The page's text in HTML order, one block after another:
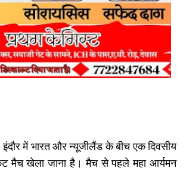
में भारत और न्यूजीलैंड के बीच एक दिवसीय
मैच खेला जाना है। मैच से पहले महा आर्यमन